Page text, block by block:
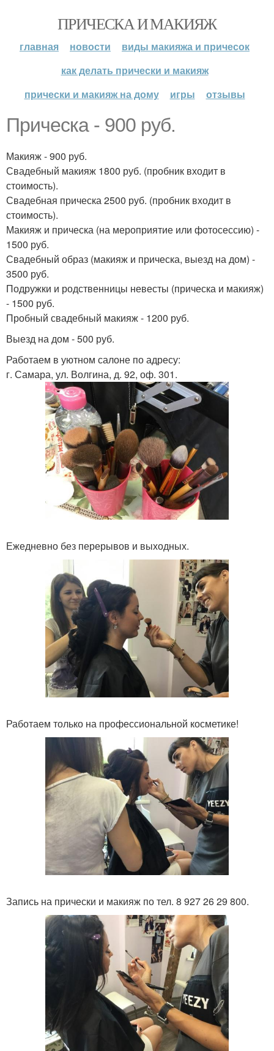
ПРИЧЕСКА И МАКИЯЖ
главная новости
виды макияжа и причесок
как делать прически и макияж
прически и макияж на дому
игры отзывы
Прическа - 900 руб.
Макияж - 900 руб.
Свадебный макияж 1800 руб. (пробник входит в
стоимость).
Свадебная прическа 2500 руб. (пробник входит в
стоимость).
Макияж и прическа (на мероприятие или фотосессию) -
1500 руб.
Свадебный образ (макияж и прическа, выезд на дом) -
3500 руб.
Подружки и родственницы невесты (прическа и макияж)
- 1500 руб.
Пробный свадебный макияж - 1200 руб.
Выезд на дом - 500 руб.
Работаем в уютном салоне по адресу:
г. Самара, ул. Волгина, д. 92, оф. 301.
Ежедневно без перерывов и выходных.
Работаем только на профессиональной косметике!
Запись на прически и макияж по тел. 8 927 26 29 800.